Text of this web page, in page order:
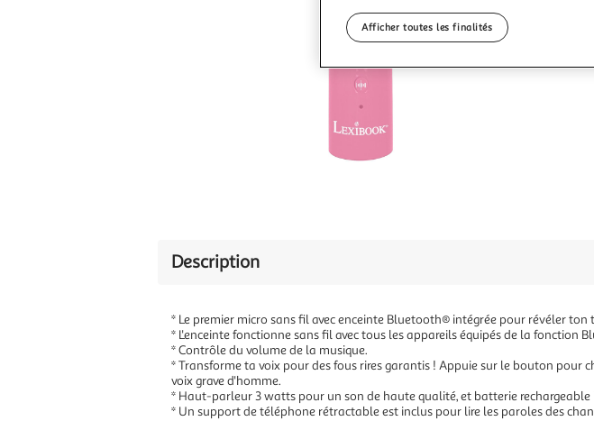
Description
* Le premier micro sans fil avec enceinte Bluetooth® intégrée pour révéler ton
* L'enceinte fonctionne sans fil avec tous les appareils équipés de la fonction
* Contrôle du volume de la musique.
* Transforme ta voix pour des fous rires garantis ! Appuie sur le bouton pour
voix grave d'homme.
* Haut-parleur 3 watts pour un son de haute qualité, et batterie
* Un support de téléphone rétractable est inclus pour lire les paroles des
Afficher toutes les finalités